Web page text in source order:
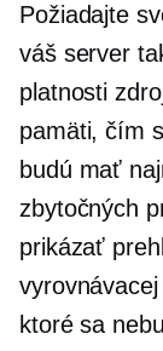
Požiadajte
váš server
platnosti
pamäti, čím
budú mať
zbytočných
prikázať
ktoré sa